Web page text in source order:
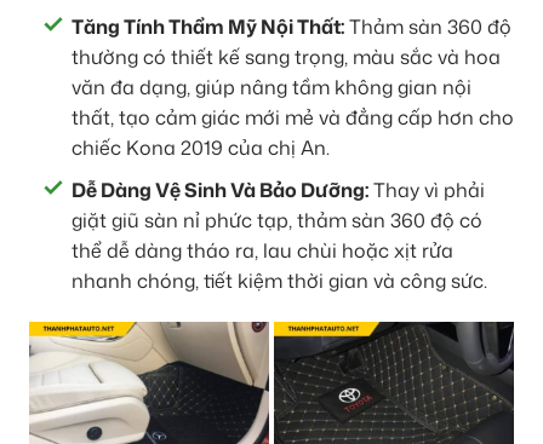
Tăng Tính Thẩm Mỹ Nội Thất:Thảm sàn 360 độ
thường có thiết kế sang trọng, màu sắc và hoa
văn đa dạng, giúp nâng tầm không gian nội
thất, tạo cảm giác mới mẻ và đẳng cấp hơn cho
chiếc Kona 2019 của chị An.
Dễ Dàng Vệ Sinh Và Bảo Dưỡng:Thay vì phải
giặt giũ sàn nỉ phức tạp, thảm sàn 360 độ có
thể dễ dàng tháo ra, lau chùi hoặc xịt rửa
nhanh chóng, tiết kiệm thời gian và công sức.